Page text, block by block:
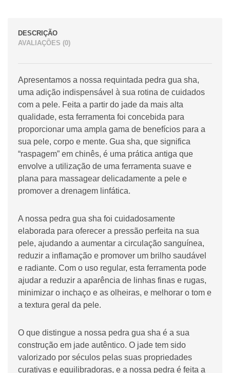
DESCRIÇÃO
AVALIAÇÕES (0)
Apresentamos a nossa requintada pedra gua sha,
uma adição indispensável à sua rotina de cuidados
com a pele. Feita a partir do jade da mais alta
qualidade, esta ferramenta foi concebida para
proporcionar uma ampla gama de benefícios para a
sua pele, corpo e mente. Gua sha, que significa
“raspagem” em chinês, é uma prática antiga que
envolve a utilização de uma ferramenta suave e
plana para massagear delicadamente a pele e
promover a drenagem linfática.
A nossa pedra gua sha foi cuidadosamente
elaborada para oferecer a pressão perfeita na sua
pele, ajudando a aumentar a circulação sanguínea,
reduzir a inflamação e promover um brilho saudável
e radiante. Com o uso regular, esta ferramenta pode
ajudar a reduzir a aparência de linhas finas e rugas,
minimizar o inchaço e as olheiras, e melhorar o tom e
a textura geral da pele.
O que distingue a nossa pedra gua sha é a sua
construção em jade autêntico. O jade tem sido
valorizado por séculos pelas suas propriedades
curativas e equilibradoras, e a nossa pedra é feita a